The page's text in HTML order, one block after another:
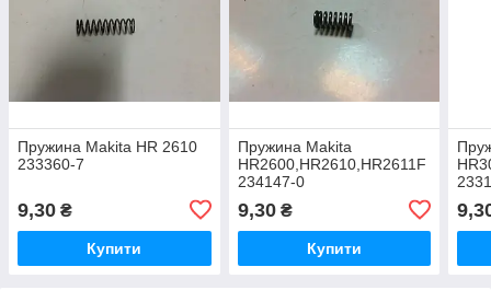
Пружина Makita HR 2610
233360-7
9,30 ₴
Купити
Пружина Makita
HR2600,HR2610,HR2611F
234147-0
9,30₴
Купити